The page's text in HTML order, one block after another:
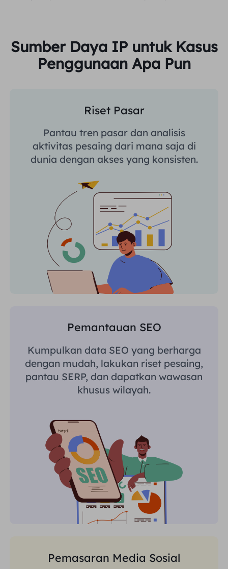
Sumber Daya IP untuk Kasus
Penggunaan Apa Pun
Riset Pasar
Pantau tren pasar dan analisis
aktivitas pesaing dari mana saja di
dunia dengan akses yang konsisten.
Pemantauan SEO
Kumpulkan data SEO yang berharga
dengan mudah, lakukan riset pesaing,
pantau SERP, dan dapatkan wawasan
khusus wilayah.
Pemasaran Media Sosial